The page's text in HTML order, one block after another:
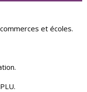
et écoles.